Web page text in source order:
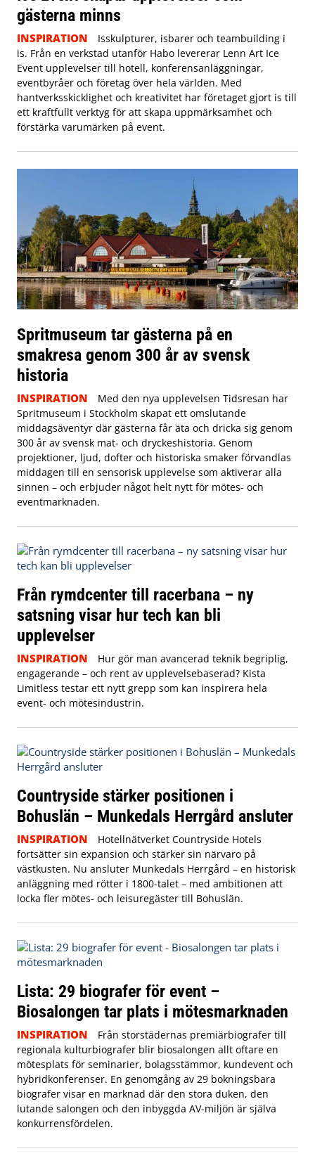
gästerna minns
INSPIRATION
Isskulpturer, isbarer och teambuilding i
is. Från en verkstad utanför Habo levererar Lenn Art Ice
Event upplevelser till hotell, konferensanläggningar,
eventbyråer och företag över hela världen. Med
hantverksskicklighet och kreativitet har företaget gjort is till
ett kraftfullt verktyg för att skapa uppmärksamhet och
förstärka varumärken på event.
Spritmuseum tar gästerna på en
smakresa genom 300 år av svensk
historia
INSPIRATION
Med den nya upplevelsen Tidsresan har
Spritmuseum i Stockholm skapat ett omslutande
middagsäventyr där gästerna får äta och dricka sig genom
300 år av svensk mat- och dryckeshistoria. Genom
projektioner, ljud, dofter och historiska smaker förvandlas
middagen till en sensorisk upplevelse som aktiverar alla
sinnen – och erbjuder något helt nytt för mötes- och
eventmarknaden.
Från rymdcenter till racerbana – ny
satsning visar hur tech kan bli
upplevelser
INSPIRATION
Hur gör man avancerad teknik begriplig,
engagerande – och rent av upplevelsebaserad? Kista
Limitless testar ett nytt grepp som kan inspirera hela
event- och mötesindustrin.
Countryside stärker positionen i
Bohuslän – Munkedals Herrgård ansluter
INSPIRATION
Hotellnätverket Countryside Hotels
fortsätter sin expansion och stärker sin närvaro på
västkusten. Nu ansluter Munkedals Herrgård – en historisk
anläggning med rötter i 1800-talet – med ambitionen att
locka fler mötes- och leisuregäster till Bohuslän.
Lista: 29 biografer för event –
Biosalongen tar plats i mötesmarknaden
INSPIRATION
Från storstädernas premiärbiografer till
regionala kulturbiografer blir biosalongen allt oftare en
mötesplats för seminarier, bolagsstämmor, kundevent och
hybridkonferenser. En genomgång av 29 bokningsbara
biografer visar en marknad där den stora duken, den
lutande salongen och den inbyggda AV-miljön är själva
konkurrensfördelen.